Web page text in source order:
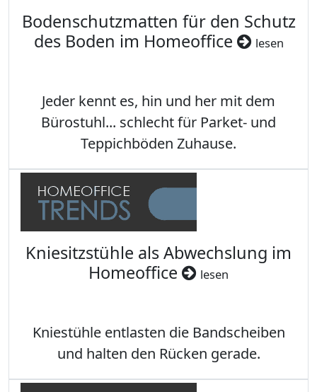
Bodenschutzmatten für den Schutz
des Boden im Homeoffice
lesen
Jeder kennt es, hin und her mit dem
Bürostuhl... schlecht für Parket- und
Teppichböden Zuhause.
Kniesitzstühle als Abwechslung im
Homeoffice
lesen
Kniestühle entlasten die Bandscheiben
und halten den Rücken gerade.